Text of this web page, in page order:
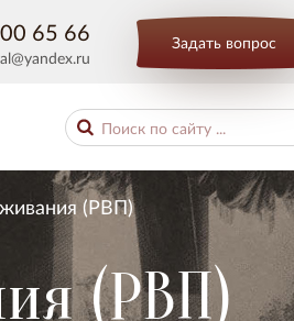
65 66 Задать вопрос
(РВП)
(РВП)